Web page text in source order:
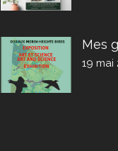
Mes
19 mai